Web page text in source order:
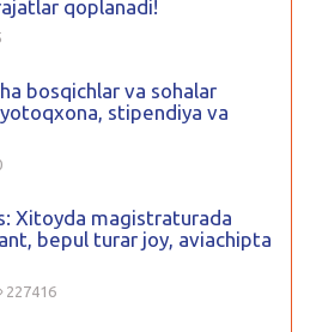
qoplanadi!
bosqichlar va sohalar
stipendiya va
Xitoyda magistraturada
bepul turar joy, aviachipta
227416